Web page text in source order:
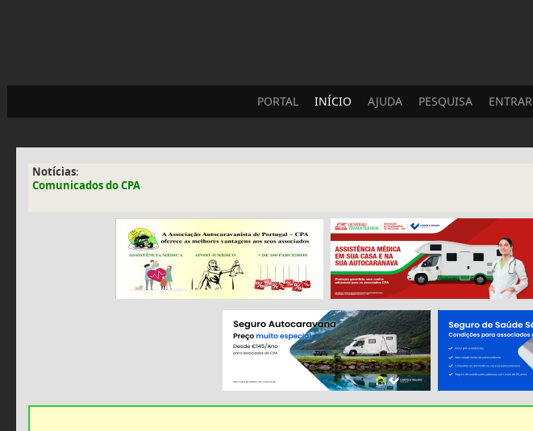
PORTAL INÍCIO AJUDA PESQUISA ENTRAR
Notícias:
Comunicados do CPA